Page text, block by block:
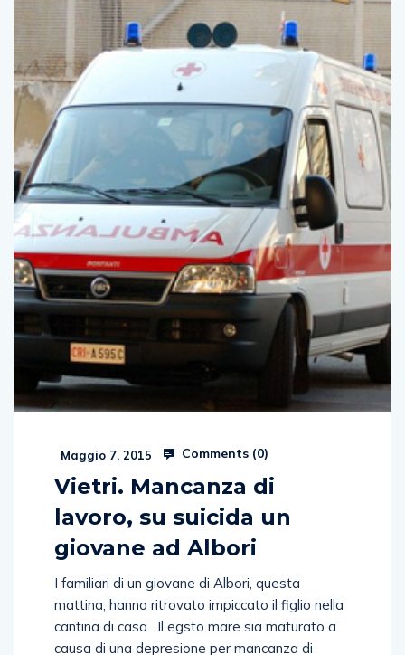
Maggio 7, 2015
Vietri. Mancanza di
lavoro, su suicida un
giovane ad Albori
I familiari di un giovane di Albori, questa
mattina, hanno ritrovato impiccato il figlio nella
cantina di casa . Il egsto mare sia maturato a